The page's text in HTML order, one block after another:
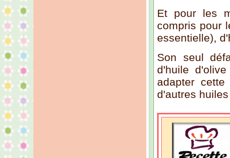
Et pour les
compris pour
essentielle),
Son seul
d'huile
adapter
d'autres